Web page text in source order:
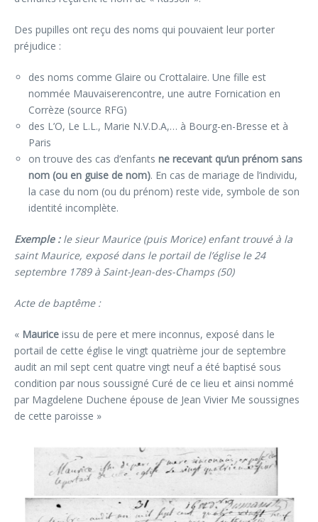
Des pupilles ont reçu des noms qui pouvaient leur porter
préjudice :
des noms comme Glaire ou Crottalaire. Une fille est
nommée Mauvaiserencontre, une autre Fornication en
Corrèze (source RFG)
des L’O, Le L.L., Marie N.V.D.A,… à Bourg-en-Bresse et à
Paris
on trouve des cas d’enfants ne recevant qu’un prénom sans
nom (ou en guise de nom). En cas de mariage de l’individu,
la case du nom (ou du prénom) reste vide, symbole de son
identité incomplète.
Exemple : le sieur Maurice (puis Morice) enfant trouvé à la
saint Maurice, exposé dans le portail de l’église le 24
septembre 1789 à Saint-Jean-des-Champs (50)
Acte de baptême :
« Maurice issu de pere et mere inconnus, exposé dans le
portail de cette église le vingt quatrième jour de septembre
audit an mil sept cent quatre vingt neuf a été baptisé sous
condition par nous soussigné Curé de ce lieu et ainsi nommé
par Magdelene Duchene épouse de Jean Vivier Me soussignes
de cette paroisse »